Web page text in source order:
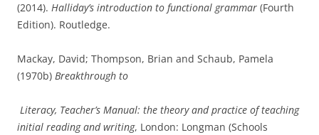
(2014). Halliday’s introduction to functional grammar (Fourth
Edition). Routledge.​
Mackay, David; Thompson, Brian and Schaub, Pamela
(1970b) Breakthrough to
Literacy, Teacher’s Manual: the theory and practice of teaching
initial reading and writing, London: Longman (Schools